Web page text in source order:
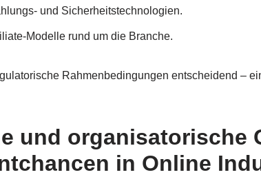
und Sicherheitstechnologien.
Modelle rund um die Branche.
Rahmenbedingungen entscheidend –
und organisatorische
in Online